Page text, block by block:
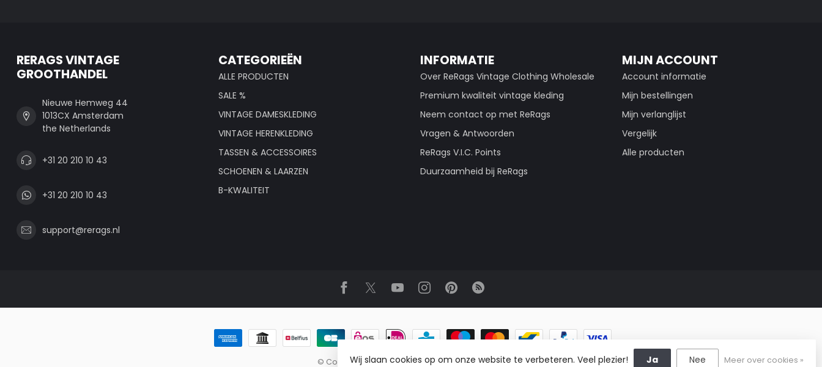
RERAGS VINTAGE
GROOTHANDEL
Nieuwe Hemweg 44
1013CX Amsterdam
the Netherlands
+31 20 210 10 43
+31 20 210 10 43
support@rerags.nl
CATEGORIEËN
ALLE PRODUCTEN
SALE %
VINTAGE DAMESKLEDING
VINTAGE HERENKLEDING
TASSEN & ACCESSOIRES
SCHOENEN & LAARZEN
B-KWALITEIT
INFORMATIE
Over ReRags Vintage Clothing Wholesale
Premium kwaliteit vintage kleding
Neem contact op met ReRags
Vragen & Antwoorden
ReRags V.I.C. Points
Duurzaamheid bij ReRags
MIJN ACCOUNT
Account informatie
Mijn bestellingen
Mijn verlanglijst
Vergelijk
Alle producten
© Copyright 2026 ReRags Vintage Groothandel
Wij slaan cookies op om onze website te verbeteren. Veel plezier! Ja Nee Meer over cookies »